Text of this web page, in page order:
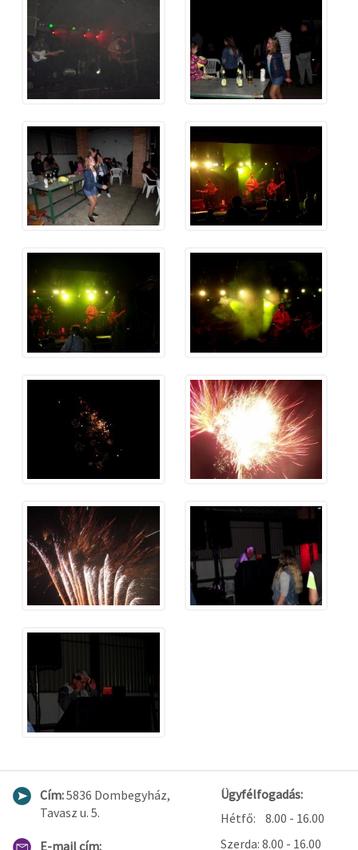
Cím:5836 Dombegyház,
Tavasz u. 5.
E-mail cím:
Ügyfélfogadás:
Hétfő: 8.00 - 16.00
Szerda: 8.00 - 16.00